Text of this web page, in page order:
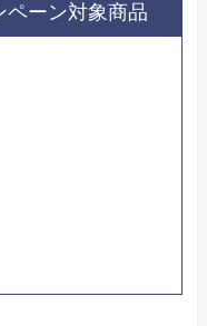
ペーン対象商品